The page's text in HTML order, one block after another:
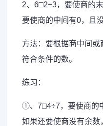
2、6□2÷3，要使商的
要使商的中间有0，且
方法：要根据商中间
符合条件的数。
练习：
①、7□4÷7，要使商的
如果还要使商没有余